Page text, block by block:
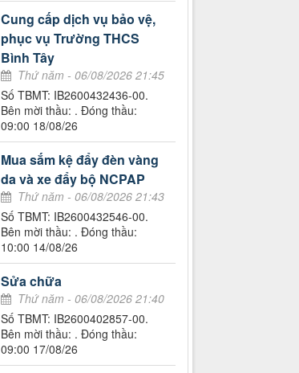
Cung cấp dịch vụ bảo vệ,
phục vụ Trường THCS
Bình Tây
Thứ năm - 06/08/2026 21:45
Số TBMT: IB2600432436-00.
Bên mời thầu: . Đóng thầu:
09:00 18/08/26
Mua sắm kệ đẩy đèn vàng
da và xe đẩy bộ NCPAP
Thứ năm - 06/08/2026 21:43
Số TBMT: IB2600432546-00.
Bên mời thầu: . Đóng thầu:
10:00 14/08/26
Sửa chữa
Thứ năm - 06/08/2026 21:40
Số TBMT: IB2600402857-00.
Bên mời thầu: . Đóng thầu:
09:00 17/08/26